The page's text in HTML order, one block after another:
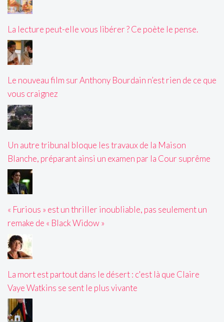
La lecture peut-elle vous libérer ? Ce poète le pense.
Le nouveau film sur Anthony Bourdain n’est rien de ce que
vous craignez
Un autre tribunal bloque les travaux de la Maison
Blanche, préparant ainsi un examen par la Cour suprême
« Furious » est un thriller inoubliable, pas seulement un
remake de « Black Widow »
La mort est partout dans le désert : c'est là que Claire
Vaye Watkins se sent le plus vivante